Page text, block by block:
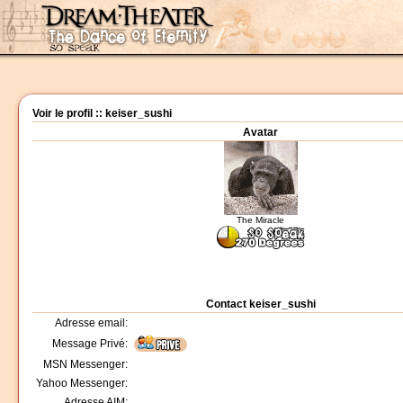
Voir le profil :: keiser_sushi
Avatar
The Miracle
Contact keiser_sushi
Adresse email:
Message Privé:
MSN Messenger:
Yahoo Messenger: